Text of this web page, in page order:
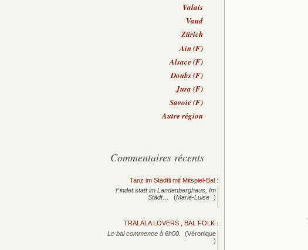
Valais
Vaud
Zürich
Ain (F)
Alsace (F)
Doubs (F)
Jura (F)
Savoie (F)
Autre région
Commentaires récents
Tanz im Städtli mit Mitspiel-Bal :
Findet statt im Landenberghaus, Im
Städt…
(Marie-Luise )
TRALALA LOVERS , BAL FOLK :
Le bal commence à 6h00.
(Véronique
)